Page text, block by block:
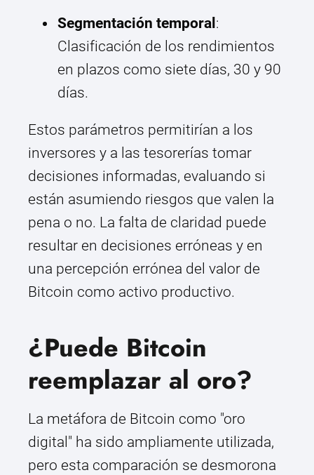
Segmentación temporal :
Clasificación de los rendimientos
en plazos como siete días, 30 y 90
días.
Estos parámetros permitirían a los
inversores y a las tesorerías tomar
decisiones informadas, evaluando si
están asumiendo riesgos que valen la
pena o no. La falta de claridad puede
resultar en decisiones erróneas y en
una percepción errónea del valor de
Bitcoin como activo productivo.
¿Puede Bitcoin
reemplazar al oro?
La metáfora de Bitcoin como "oro
digital" ha sido ampliamente utilizada,
pero esta comparación se desmorona